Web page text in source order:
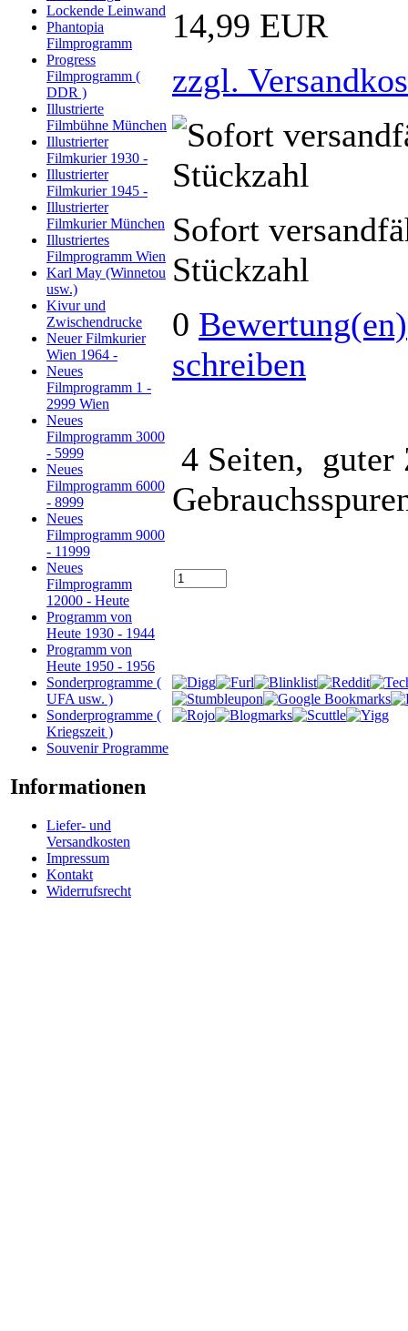
Lockende Leinwand
Phantopia
Filmprogramm
Progress
Filmprogramm (
DDR )
Illustrierte
Filmbühne München
Illustrierter
Filmkurier 1930 -
Illustrierter
Filmkurier 1945 -
Illustrierter
Filmkurier München
Illustriertes
Filmprogramm Wien
Karl May (Winnetou
usw.)
Kivur und
Zwischendrucke
Neuer Filmkurier
Wien 1964 -
Neues
Filmprogramm 1 -
2999 Wien
Neues
Filmprogramm 3000
- 5999
Neues
Filmprogramm 6000
- 8999
Neues
Filmprogramm 9000
- 11999
Neues
Filmprogramm
12000 - Heute
Programm von
Heute 1930 - 1944
Programm von
Heute 1950 - 1956
Sonderprogramme (
UFA usw. )
Sonderprogramme (
Kriegszeit )
Souvenir Programme
Informationen
Liefer- und
Versandkosten
Impressum
Kontakt
Widerrufsrecht
14,99 EUR
zzgl.
Sofort
Stückzahl
0 Bewertung(en)
schreiben
4 Seiten, guter